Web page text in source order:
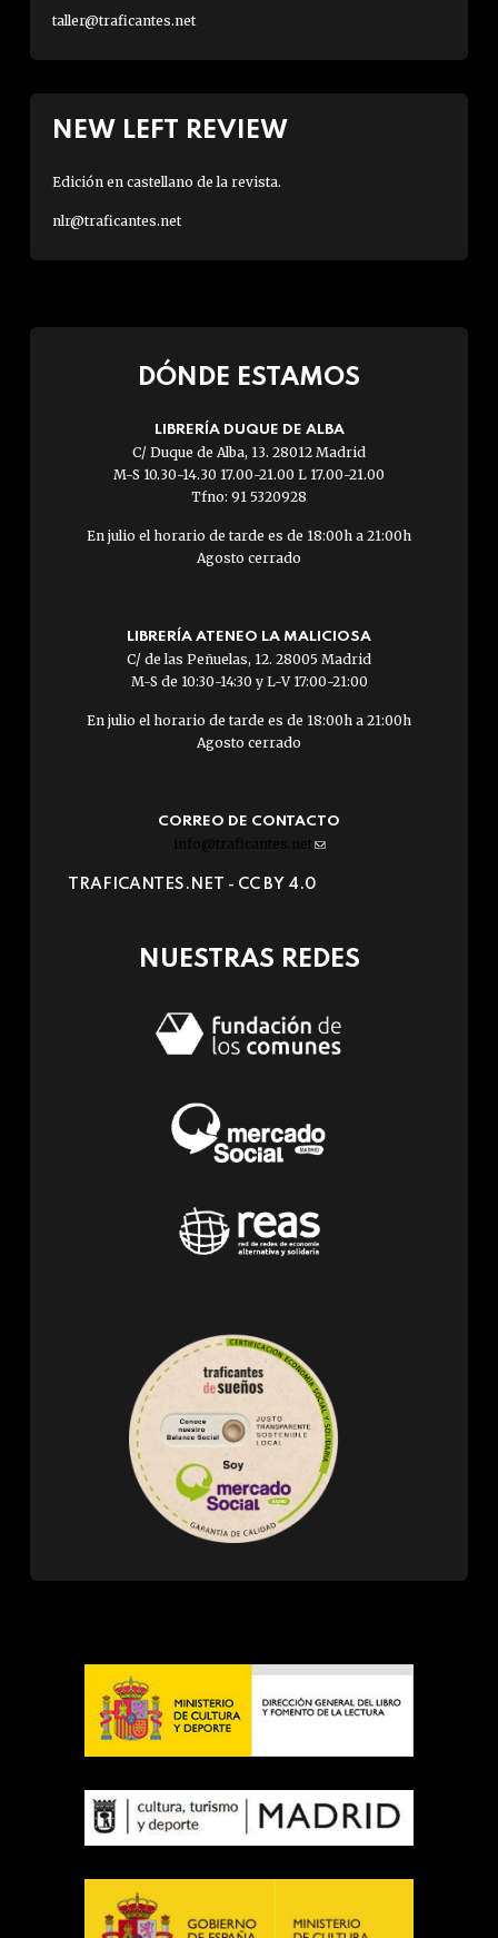
taller@traficantes.net
NEW LEFT REVIEW
Edición en castellano de la revista.
nlr@traficantes.net
DÓNDE ESTAMOS
LIBRERÍA DUQUE DE ALBA
C/ Duque de Alba, 13. 28012 Madrid
M-S 10.30-14.30 17.00-21.00 L 17.00-21.00
Tfno: 91 5320928
En julio el horario de tarde es de 18:00h a 21:00h
Agosto cerrado
LIBRERÍA ATENEO LA MALICIOSA
C/ de las Peñuelas, 12. 28005 Madrid
M-S de 10:30-14:30 y L-V 17:00-21:00
En julio el horario de tarde es de 18:00h a 21:00h
Agosto cerrado
CORREO DE CONTACTO
info@traficantes.net (link
e-
TRAFICANTES.NET - CC BY 4.0
NUESTRAS REDES